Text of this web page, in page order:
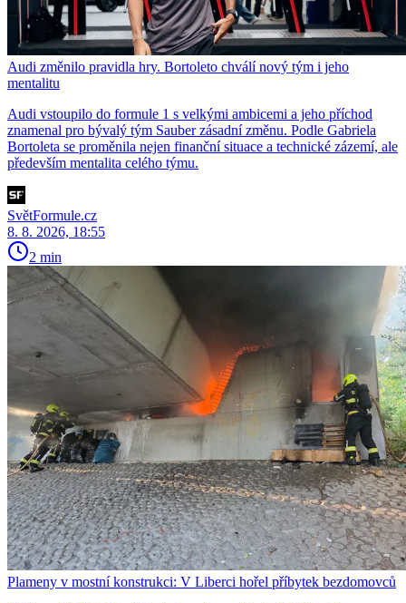
Audi změnilo pravidla hry. Bortoleto chválí nový tým i jeho
mentalitu
Audi vstoupilo do formule 1 s velkými ambicemi a jeho příchod
znamenal pro bývalý tým Sauber zásadní změnu. Podle Gabriela
Bortoleta se proměnila nejen finanční situace a technické zázemí, ale
především mentalita celého týmu.
SvětFormule.cz
8. 8. 2026, 18:55
2 min
Plameny v mostní konstrukci: V Liberci hořel příbytek bezdomovců